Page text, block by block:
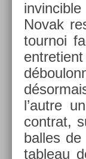
Novak
tour­noi
l’autre
contra­t,
bal­les
tab­leau